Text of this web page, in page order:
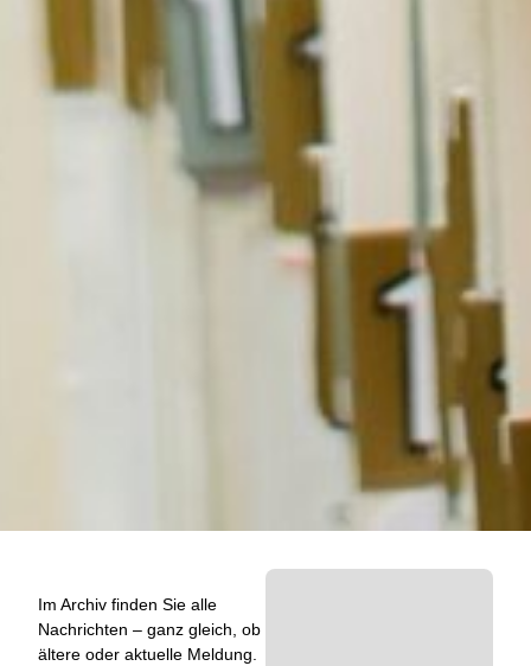
Im Archiv finden Sie alle
Nachrichten – ganz gleich, ob
ältere oder aktuelle Meldung.